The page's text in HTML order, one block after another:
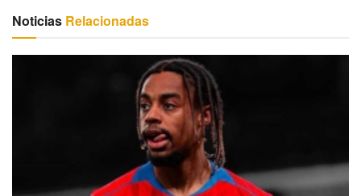
Noticias Relacionadas